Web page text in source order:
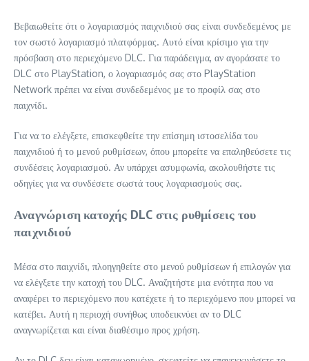
Βεβαιωθείτε ότι ο λογαριασμός παιχνιδιού σας είναι συνδεδεμένος με
τον σωστό λογαριασμό πλατφόρμας. Αυτό είναι κρίσιμο για την
πρόσβαση στο περιεχόμενο DLC. Για παράδειγμα, αν αγοράσατε το
DLC στο PlayStation, ο λογαριασμός σας στο PlayStation
Network πρέπει να είναι συνδεδεμένος με το προφίλ σας στο
παιχνίδι.
Για να το ελέγξετε, επισκεφθείτε την επίσημη ιστοσελίδα του
παιχνιδιού ή το μενού ρυθμίσεων, όπου μπορείτε να επαληθεύσετε τις
συνδέσεις λογαριασμού. Αν υπάρχει ασυμφωνία, ακολουθήστε τις
οδηγίες για να συνδέσετε σωστά τους λογαριασμούς σας.
Αναγνώριση κατοχής DLC στις ρυθμίσεις του
παιχνιδιού
Μέσα στο παιχνίδι, πλοηγηθείτε στο μενού ρυθμίσεων ή επιλογών για
να ελέγξετε την κατοχή του DLC. Αναζητήστε μια ενότητα που να
αναφέρει το περιεχόμενο που κατέχετε ή το περιεχόμενο που μπορεί να
κατέβει. Αυτή η περιοχή συνήθως υποδεικνύει αν το DLC
αναγνωρίζεται και είναι διαθέσιμο προς χρήση.